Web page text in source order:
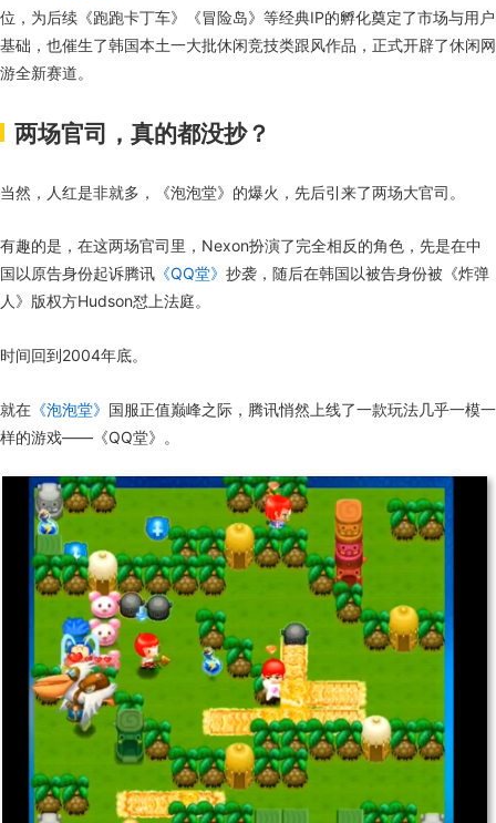
位，为后续《跑跑卡丁车》《冒险岛》等经典IP的孵化奠定了市场与用户
基础，也催生了韩国本土一大批休闲竞技类跟风作品，正式开辟了休闲网
游全新赛道。
两场官司，真的都没抄？
当然，人红是非就多，《泡泡堂》的爆火，先后引来了两场大官司。
有趣的是，在这两场官司里，Nexon扮演了完全相反的角色，先是在中
国以原告身份起诉腾讯 《QQ堂》 抄袭，随后在韩国以被告身份被《炸弹
人》版权方Hudson怼上法庭。
时间回到2004年底。
就在 《泡泡堂》 国服正值巅峰之际，腾讯悄然上线了一款玩法几乎一模一
样的游戏——《QQ堂》。